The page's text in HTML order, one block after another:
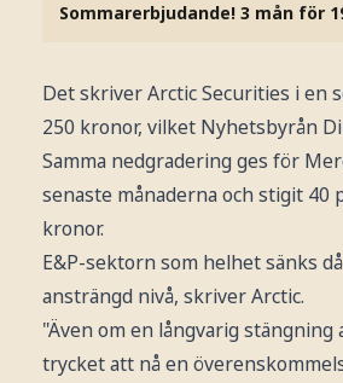
Sommarerbjudande! 3 mån för
Det skriver Arctic Securities i en
250 kronor, vilket Nyhetsbyrån
Samma nedgradering ges för
senaste månaderna och stigit
kronor.
E&P-sektorn som helhet sänks
ansträngd nivå, skriver Arctic.
"Även om en långvarig
trycket att nå en